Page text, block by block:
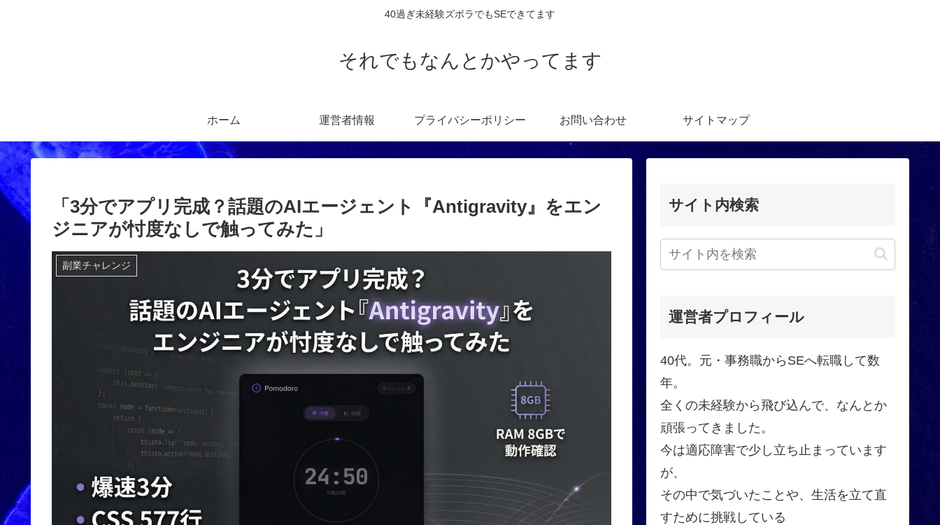
40過ぎ未経験ズボラでもSEできてます
それでもなんとかやってます
ホーム 運営者情報 プライバシーポリシー お問い合わせ サイトマップ
「3分でアプリ完成？話題のAIエージェント『Antigravity』をエン
ジニアが忖度なしで触ってみた」
副業チャレンジ
サイト内検索
運営者プロフィール
40代。元・事務職からSEへ転職して数
年。
全くの未経験から飛び込んで、なんとか
頑張ってきました。
今は適応障害で少し立ち止まっています
が、
その中で気づいたことや、生活を立て直
すために挑戦している